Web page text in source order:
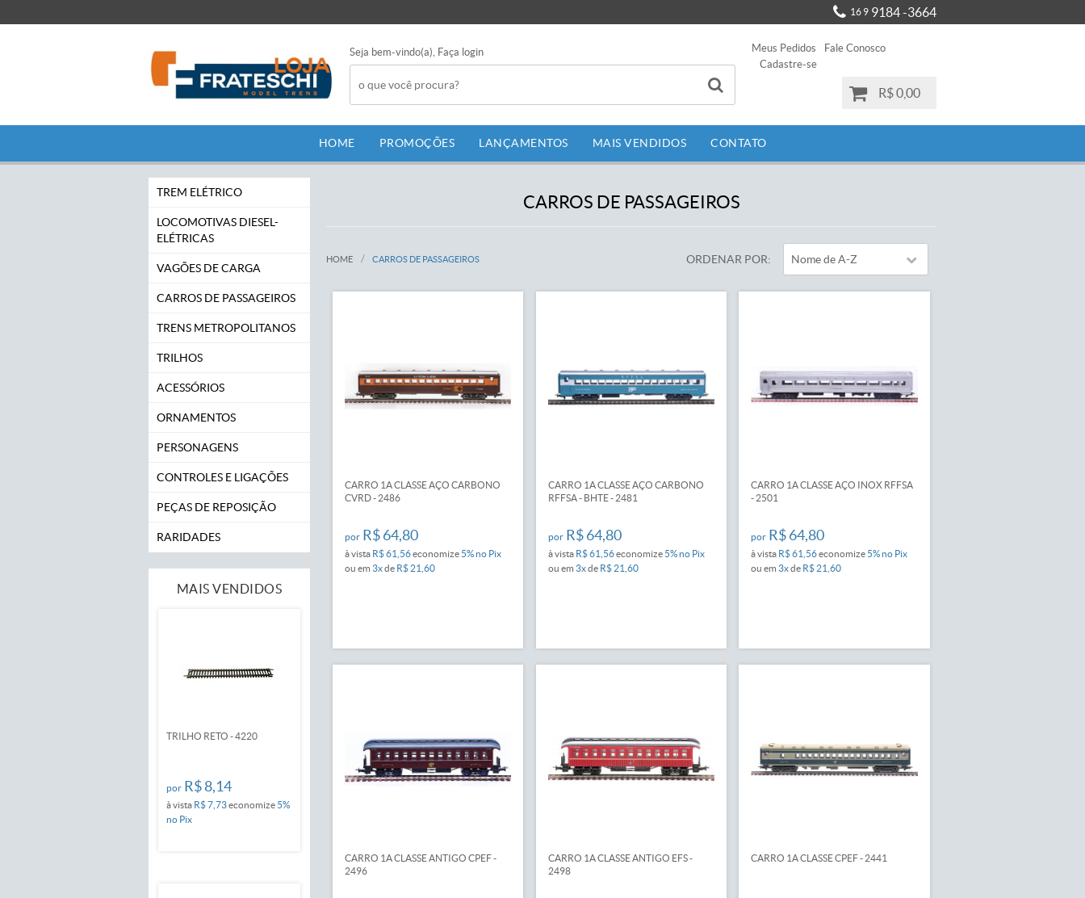
16 9 9184 -3664
Seja bem-vindo(a), Faça login Meus Pedidos
Fale Conosco
Cadastre-se
R$ 0,00
HOME PROMOÇÕES LANÇAMENTOS MAIS VENDIDOS CONTATO
TREM ELÉTRICO
LOCOMOTIVAS DIESEL-
ELÉTRICAS
VAGÕES DE CARGA
CARROS DE PASSAGEIROS
TRENS METROPOLITANOS
TRILHOS
ACESSÓRIOS
ORNAMENTOS
PERSONAGENS
CONTROLES E LIGAÇÕES
PEÇAS DE REPOSIÇÃO
RARIDADES
MAIS VENDIDOS
TRILHO RETO - 4220
por R$ 8,14
à vista R$ 7,73economize 5%
no Pix
CARROS DE PASSAGEIROS
HOME CARROS DE PASSAGEIROS ORDENAR POR Nome de A-Z
CARRO 1A CLASSE AÇO CARBONO
CVRD - 2486
por R$ 64,80
à vista R$ 61,56economize 5%no Pix
ou em 3xde R$ 21,60
CARRO 1A CLASSE AÇO CARBONO
RFFSA - BHTE - 2481
por R$ 64,80
à vista R$ 61,56economize 5%no Pix
ou em 3xde R$ 21,60
CARRO 1A CLASSE AÇO INOX RFFSA
- 2501
por R$ 64,80
à vista R$ 61,56economize 5%no Pix
ou em 3xde R$ 21,60
CARRO 1A CLASSE ANTIGO CPEF -
2496
CARRO 1A CLASSE ANTIGO EFS -
2498
CARRO 1A CLASSE CPEF - 2441